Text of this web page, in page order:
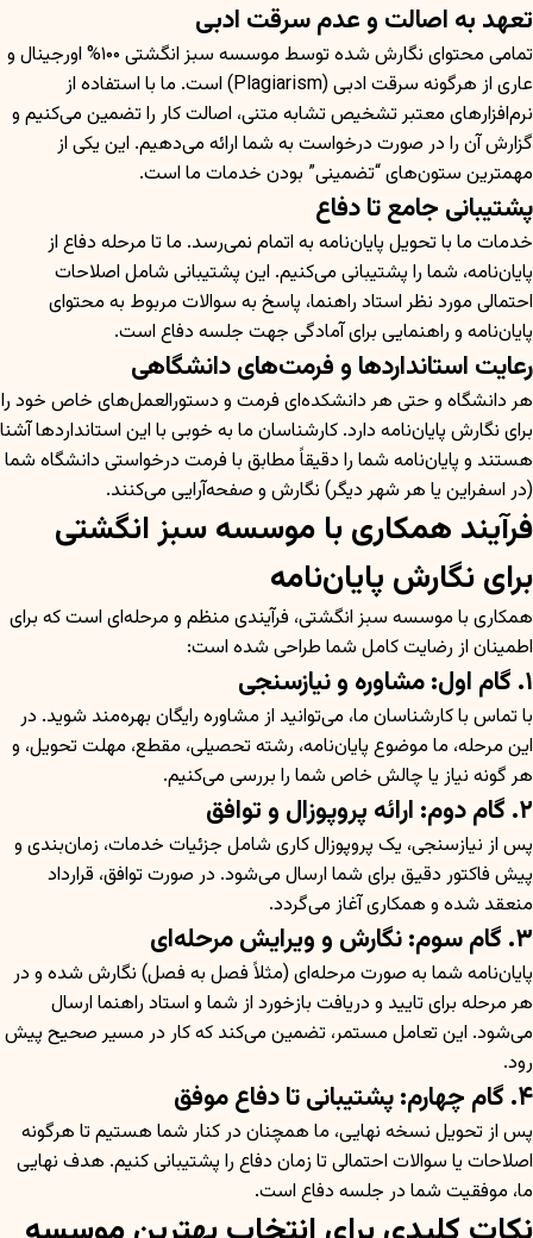
تعهد به اصالت و عدم سرقت ادبی
تمامی محتوای نگارش شده توسط موسسه سبز انگشتی ۱۰۰% اورجینال و
عاری از هرگونه سرقت ادبی (Plagiarism) است. ما با استفاده از
نرم‌افزارهای معتبر تشخیص تشابه متنی، اصالت کار را تضمین می‌کنیم و
گزارش آن را در صورت درخواست به شما ارائه می‌دهیم. این یکی از
مهمترین ستون‌های “تضمینی” بودن خدمات ما است.
پشتیبانی جامع تا دفاع
خدمات ما با تحویل پایان‌نامه به اتمام نمی‌رسد. ما تا مرحله دفاع از
پایان‌نامه، شما را پشتیبانی می‌کنیم. این پشتیبانی شامل اصلاحات
احتمالی مورد نظر استاد راهنما، پاسخ به سوالات مربوط به محتوای
پایان‌نامه و راهنمایی برای آمادگی جهت جلسه دفاع است.
رعایت استانداردها و فرمت‌های دانشگاهی
هر دانشگاه و حتی هر دانشکده‌ای فرمت و دستورالعمل‌های خاص خود را
برای نگارش پایان‌نامه دارد. کارشناسان ما به خوبی با این استانداردها آشنا
هستند و پایان‌نامه شما را دقیقاً مطابق با فرمت درخواستی دانشگاه شما
(در اسفراین یا هر شهر دیگر) نگارش و صفحه‌آرایی می‌کنند.
فرآیند همکاری با موسسه سبز انگشتی
برای نگارش پایان‌نامه
همکاری با موسسه سبز انگشتی، فرآیندی منظم و مرحله‌ای است که برای
اطمینان از رضایت کامل شما طراحی شده است:
۱. گام اول: مشاوره و نیازسنجی
با تماس با کارشناسان ما، می‌توانید از مشاوره رایگان بهره‌مند شوید. در
این مرحله، ما موضوع پایان‌نامه، رشته تحصیلی، مقطع، مهلت تحویل، و
هر گونه نیاز یا چالش خاص شما را بررسی می‌کنیم.
۲. گام دوم: ارائه پروپوزال و توافق
پس از نیازسنجی، یک پروپوزال کاری شامل جزئیات خدمات، زمان‌بندی و
پیش فاکتور دقیق برای شما ارسال می‌شود. در صورت توافق، قرارداد
منعقد شده و همکاری آغاز می‌گردد.
۳. گام سوم: نگارش و ویرایش مرحله‌ای
پایان‌نامه شما به صورت مرحله‌ای (مثلاً فصل به فصل) نگارش شده و در
هر مرحله برای تایید و دریافت بازخورد از شما و استاد راهنما ارسال
می‌شود. این تعامل مستمر، تضمین می‌کند که کار در مسیر صحیح پیش
رود.
۴. گام چهارم: پشتیبانی تا دفاع موفق
پس از تحویل نسخه نهایی، ما همچنان در کنار شما هستیم تا هرگونه
اصلاحات یا سوالات احتمالی تا زمان دفاع را پشتیبانی کنیم. هدف نهایی
ما، موفقیت شما در جلسه دفاع است.